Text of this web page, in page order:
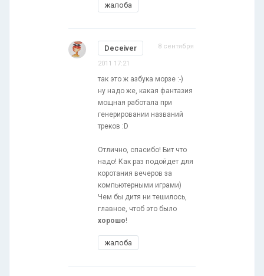
жалоба
Deceiver 8 сентября
2011 17:21
так это ж азбука морзе :-)
ну надо же, какая фантазия
мощная работала при
генерировании названий
треков :D
Отлично, спасибо! Бит что
надо! Как раз подойдет для
коротания вечеров за
компьютерными играми)
Чем бы дитя ни тешилось,
главное, чтоб это было
хорошо!
жалоба